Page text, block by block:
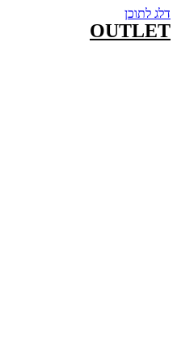
דלג לתוכן
OUTLET